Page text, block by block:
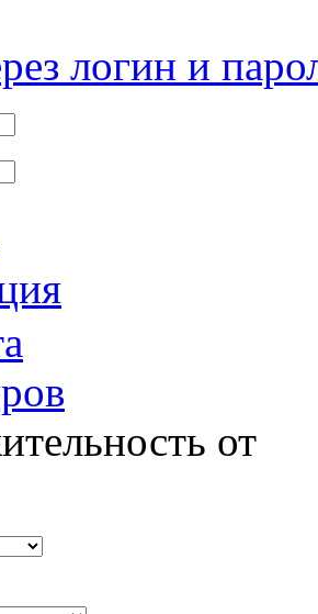
логин и
от